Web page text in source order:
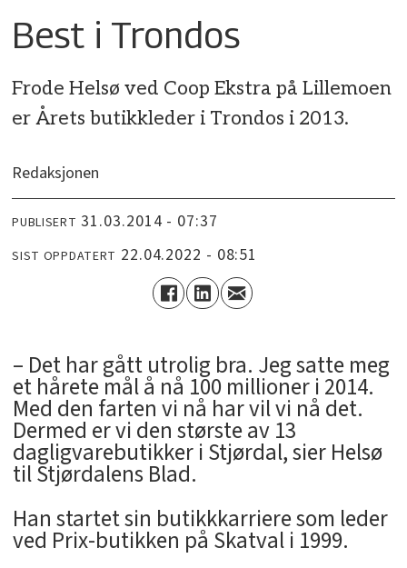
Best i Trondos
Frode Helsø ved Coop Ekstra på Lillemoen
er Årets butikkleder i Trondos i 2013.
Redaksjonen
PUBLISERT 31.03.2014 - 07:37
SIST OPPDATERT 22.04.2022 - 08:51
– Det har gått utrolig bra. Jeg satte meg
et hårete mål å nå 100 millioner i 2014.
Med den farten vi nå har vil vi nå det.
Dermed er vi den største av 13
dagligvarebutikker i Stjørdal, sier Helsø
til Stjørdalens Blad.
Han startet sin butikkkarriere som leder
ved Prix-butikken på Skatval i 1999.